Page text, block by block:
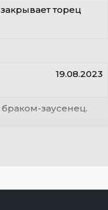
торец
19.08.2023
заусенец.